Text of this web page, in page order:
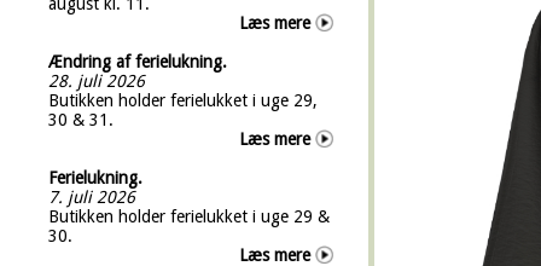
Læs mere
Ændring af ferielukning.
28. juli 2026
Butikken holder ferielukket i uge 29,
30 & 31.
Læs mere
Ferielukning.
7. juli 2026
Butikken holder ferielukket i uge 29 &
30.
Læs mere